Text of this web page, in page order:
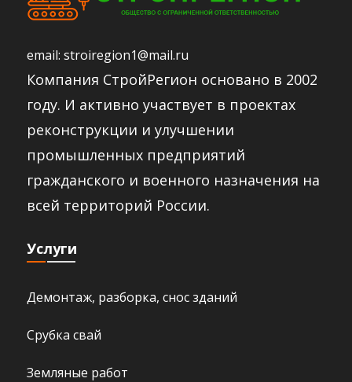
email: stroiregion1@mail.ru
Компания СтройРегион основано в 2002
году. И активно участвует в проектах
реконструкции и улучшении
промышленных предприятий
гражданского и военного назначения на
всей территорий России.​
Услуги
Демонтаж, разборка, снос зданий
Срубка свай
Земляные работ